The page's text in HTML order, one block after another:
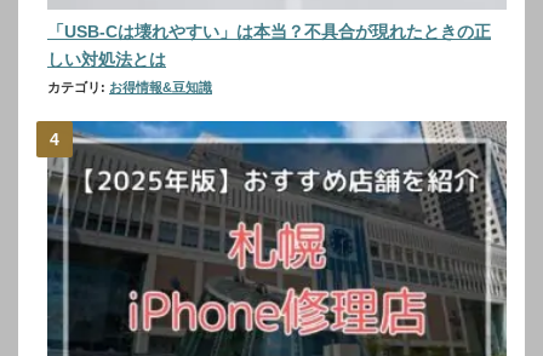
「USB-Cは壊れやすい」は本当？不具合が現れたときの正
しい対処法とは
カテゴリ: お得情報&豆知識